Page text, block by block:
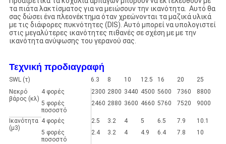
τα πιάτα λακτίσματος για να μειώσουν την ικανότητα. Αυτό θα
σας δώσει ένα πλεονέκτημα όταν χρεώνονται τα μαζικά υλικά
με τις διάφορες πυκνότητες (DIS). Αυτό μπορεί να υπολογιστεί
στις μεγαλύτερες ικανότητες πιθανές σε σχέση με με την
ικανότητα ανύψωσης του γερανού σας.
Τεχνική προδιαγραφή
SWL (τ) 6.3 8 10 12.5 16 20
25
Νεκρό
βάρος (κλ)
4 φορές 2300 2800 3440 4500 5600 7360
8800
5 φορές
ποσοστό
2460 2880 3600 4660 5760 7520 9000
Ικανότητα
(μ3)
4 φορές 2.5 3.2 4 5 6.5 7.9
10.1
5 φορές
ποσοστό
2.4 3.2 4 4.9 6.4 7.8 10